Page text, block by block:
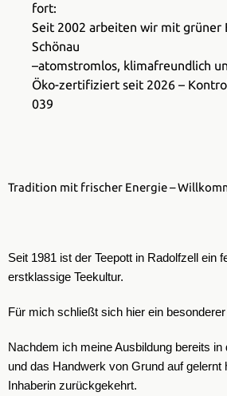
fort:
Seit 2002 arbeiten wir mit grüner
Schönau
–atomstromlos, klimafreundlich
Öko-zertifiziert seit 2026 –
039
Tradition mit frischer Energie –
Seit 1981 ist der Teepott in Radolfzell ein
erstklassige Teekultur.
Für mich schließt sich hier ein
Nachdem ich meine Ausbildung bereits
und das Handwerk von Grund auf gelernt
Inhaberin zurückgekehrt.